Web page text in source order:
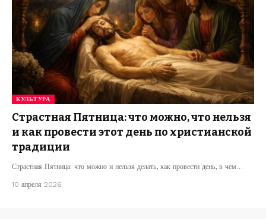
КУЛЬТУРА
Страстная Пятница: что можно, что нельзя
и как провести этот день по христианской
традиции
Страстная Пятница: что можно и нельзя делать, как провести день, в чем…
10 апреля 2026